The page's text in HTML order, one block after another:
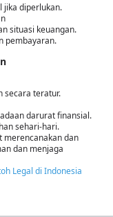
jika diperlukan.
situasi keuangan.
pembayaran.
secara teratur.
darurat finansial.
sehari-hari.
merencanakan dan
dan menjaga
Legal di Indonesia